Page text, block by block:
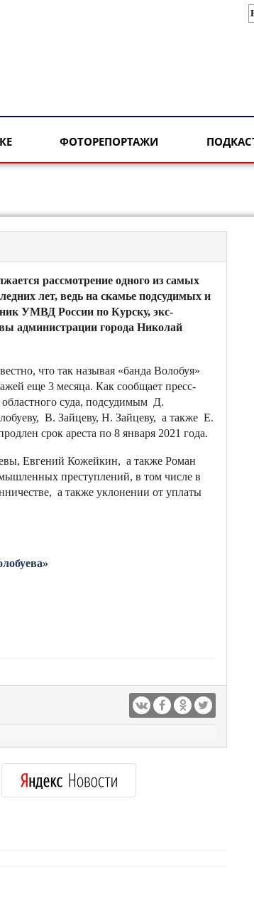
ФОТОРЕПОРТАЖИ
рассмотрение одного из самых
лет, ведь на скамье подсудимых и
УМВД России по Курску, экс-
администрации города Николай
что так называя «банда Волобуя»
еще 3 месяца. Как сообщает пресс-
областного суда, подсудимым Д.
В. Зайцеву, Н. Зайцеву, а также Е.
срок ареста по 8 января 2021 года.
Евгений Кожейкин, а также Роман
преступлений, в том числе в
а также уклонении от уплаты